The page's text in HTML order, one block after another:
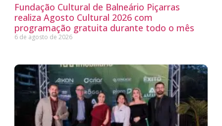
Fundação Cultural de Balneário Piçarras
realiza Agosto Cultural 2026 com
programação gratuita durante todo o mês
6 de agosto de 2026